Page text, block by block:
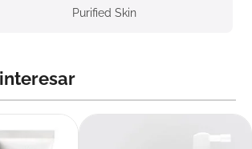
Purified Skin